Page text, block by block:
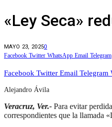
«Ley Seca»
MAYO 23, 20250
Facebook Twitter WhatsApp Email Telegram
Facebook Twitter Email Telegram
Alejandro Ávila
Veracruz, Ver.- Para evitar
correspondientes que la llamada